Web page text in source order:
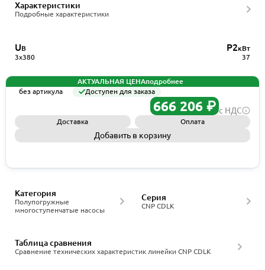
Характеристики
Подробные характеристики
UВ
3x380
P2кВт
37
АКТУАЛЬНАЯ ЦЕНАподробнее
без артикула
Доступен для заказа
666 206 ₽ с НДС
Доставка Оплата
Добавить в корзину
Полупогружные
многоступенчатые насосы
Категория
CNP CDLK
Серия
Сравнение технических характеристик линейки CNP CDLK
Таблица сравнения